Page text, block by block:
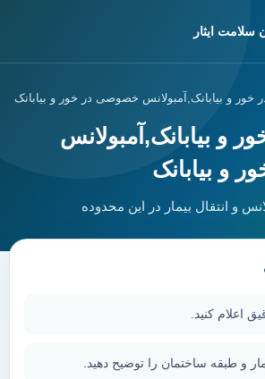
سلامت ایثار
خور و بیابانک,آمبولانس خصوصی در خور و بیابانک
و بیابانک,آمبولانس
و بیابانک
و انتقال بیمار در این محدوده
اعلام کنید.
و طبقه ساختمان را توضیح دهید.